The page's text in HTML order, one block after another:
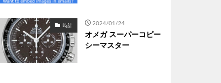
時計 2024/01/24
オメガ スーパーコピー
シーマスター